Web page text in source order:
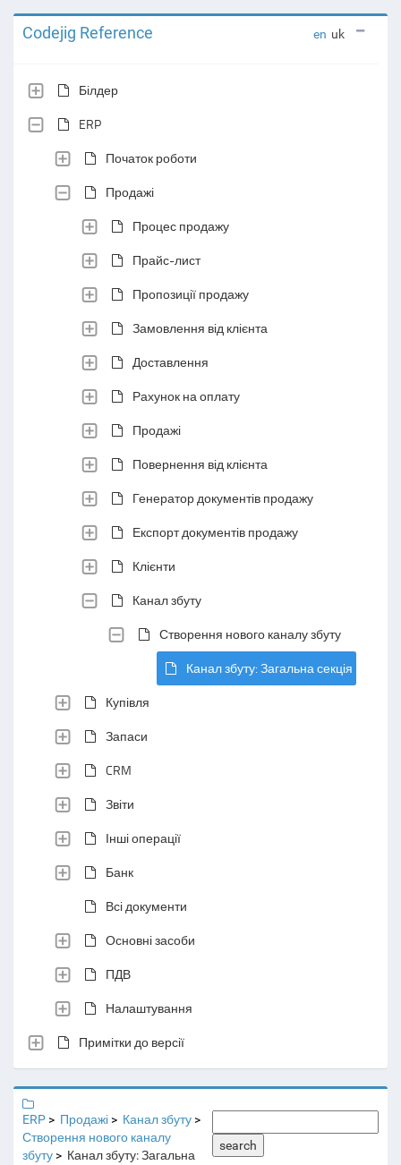
Codejig Reference en uk
Білдер
ERP
Початок роботи
Продажі
Процес продажу
Прайс-лист
Пропозиції продажу
Замовлення від клієнта
Доставлення
Рахунок на оплату
Продажі
Повернення від клієнта
Генератор документів продажу
Експорт документів продажу
Клієнти
Канал збуту
Створення нового каналу збуту
Канал збуту: Загальна секція
Купівля
Запаси
CRM
Звіти
Інші операції
Банк
Всі документи
Основні засоби
ПДВ
Налаштування
Примітки до версії
ERP Продажі
Канал збуту
Створення нового каналу
збуту
Канал збуту: Загальна
search